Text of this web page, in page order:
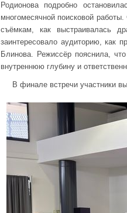
Родионова подробно
многомесячной поисковой
съёмкам, как выстраивалась
заинтересовало аудиторию, как
Блинова. Режиссёр пояснила,
внутреннюю глубину и
В финале встречи участники